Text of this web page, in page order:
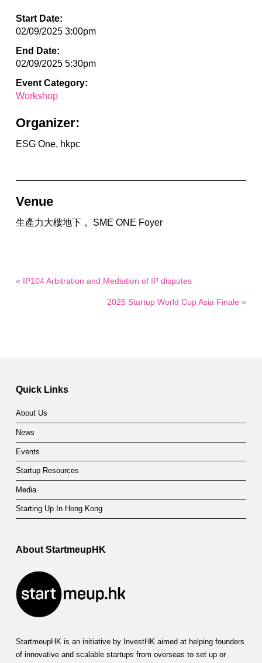
Start Date:
02/09/2025 3:00pm
End Date:
02/09/2025 5:30pm
Event Category:
Workshop
Organizer:
ESG One, hkpc
Venue
生產力大樓地下， SME ONE Foyer
« IP104 Arbitration and Mediation of IP disputes
2025 Startup World Cup Asia Finale »
Quick Links
About Us
News
Events
Startup Resources
Media
Starting Up In Hong Kong
About StartmeupHK
StartmeupHK is an initiative by InvestHK aimed at helping founders
of innovative and scalable startups from overseas to set up or